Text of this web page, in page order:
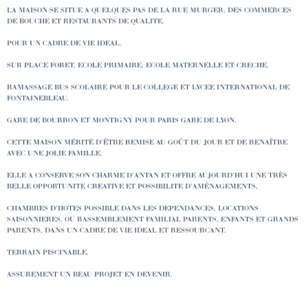
LA MAISON SE SITUE A QUELQUES PAS DE LA RUE MURGER, DES COMMERCES
DE BOUCHE ET RESTAURANTS DE QUALITE.
POUR UN CADRE DE VIE IDEAL.
SUR PLACE FORET, ECOLE PRIMAIRE, ECOLE MATERNELLE ET CRECHE.
RAMASSAGE BUS SCOLAIRE POUR LE COLLEGE ET LYCEE INTERNATIONAL DE
FONTAINEBLEAU.
GARE DE BOURRON ET MONTIGNY POUR PARIS GARE DE LYON.
CETTE MAISON MÉRITÉ D’ÊTRE REMISE AU GOÛT DU JOUR ET DE RENAÎTRE
AVEC UNE JOLIE FAMILLE.
ELLE A CONSERVE SON CHARME D'ANTAN ET OFFRE AUJOURD'HUI UNE TRÈS
BELLE OPPORTUNITE CREATIVE ET POSSIBILITE D’AMÉNAGEMENTS,
CHAMBRES D'HOTES POSSIBLE DANS LES DEPENDANCES, LOCATIONS
SAISONNIERES, OU RASSEMBLEMENT FAMILIAL PARENTS, ENFANTS ET GRANDS
PARENTS, DANS UN CADRE DE VIE IDEAL ET RESSOURCANT.
TERRAIN PISCINABLE.
ASSUREMENT UN BEAU PROJET EN DEVENIR.